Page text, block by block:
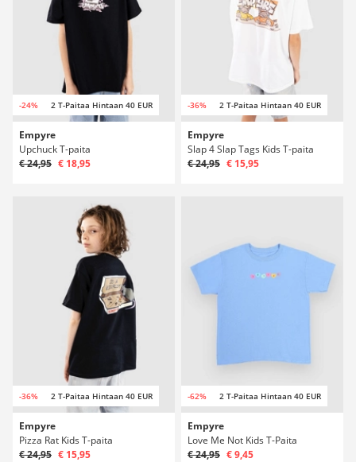
-24% 2 T-Paitaa Hintaan 40 EUR
Empyre
Upchuck T-paita
€ 24,95 € 18,95
-36% 2 T-Paitaa Hintaan 40 EUR
Empyre
Slap 4 Slap Tags Kids T-paita
€ 24,95 € 15,95
-36% 2 T-Paitaa Hintaan 40 EUR
Empyre
Pizza Rat Kids T-paita
€ 24,95 € 15,95
-62% 2 T-Paitaa Hintaan 40 EUR
Empyre
Love Me Not Kids T-Paita
€ 24,95 € 9,45